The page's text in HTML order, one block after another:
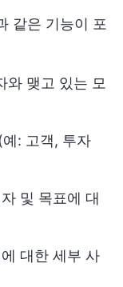
같은 기능이 포
와 맺고 있는 모
: 고객, 투자
및 목표에 대
대한 세부 사